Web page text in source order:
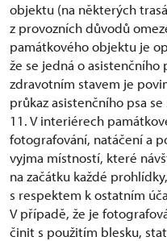
objektu (na některých
z provozních důvodů
památkového objektu je
že se jedná o asistenčního
zdravotním stavem je
průkaz asistenčního psa
11. V interiérech
fotografování, natáčení a
vyjma místností, které
na začátku každé
s respektem k ostatním
V případě, že je
činit s použitím blesku,